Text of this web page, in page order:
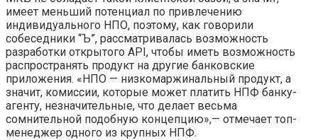
имеет меньший потенциал по привлечению
индивидуального НПО, поэтому, как говорили
собеседники “Ъ”, рассматривалась возможность
разработки открытого API, чтобы иметь возможность
распространять продукт на другие банковские
приложения. «НПО — низкомаржинальный продукт, а
значит, комиссии, которые может платить НПФ банку-
агенту, незначительные, что делает весьма
сомнительной подобную концепцию»,— отмечает топ-
менеджер одного из крупных НПФ.